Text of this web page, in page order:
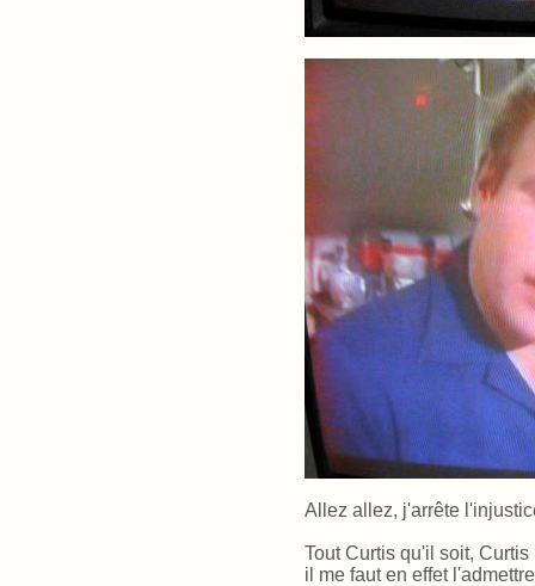
Allez allez, j'arrête
Tout Curtis qu'il soit, Curtis
il me faut en effet l'admettre